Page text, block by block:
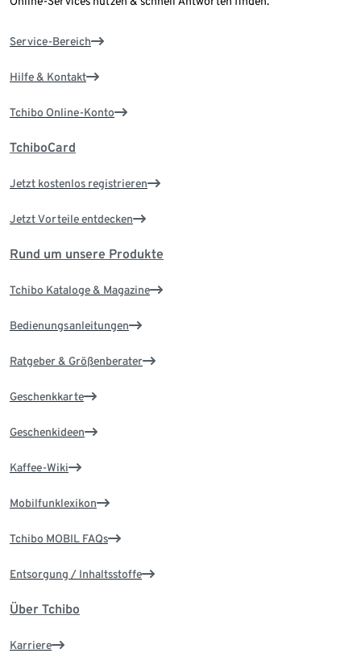
Service-Bereich
Hilfe & Kontakt
Tchibo Online-Konto
TchiboCard
Jetzt kostenlos registrieren
Jetzt Vorteile entdecken
Rund um unsere Produkte
Tchibo Kataloge & Magazine
Bedienungsanleitungen
Ratgeber & Größenberater
Geschenkkarte
Geschenkideen
Kaffee-Wiki
Mobilfunklexikon
Tchibo MOBIL FAQs
Entsorgung / Inhaltsstoffe
Über Tchibo
Karriere